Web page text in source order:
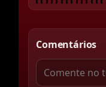
Comentários